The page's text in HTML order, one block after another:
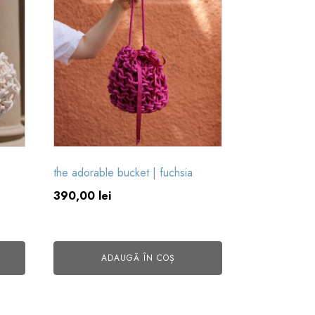
the adorable bucket | fuchsia
390,00 lei
ADAUGĂ ÎN COȘ